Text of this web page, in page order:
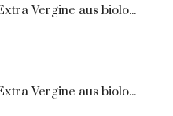
Natives Olivenöl Extra Vergine aus biologischem - Dose 5 liter
Natives Olivenöl Extra Vergine aus biologischem Anbau - 750 ml